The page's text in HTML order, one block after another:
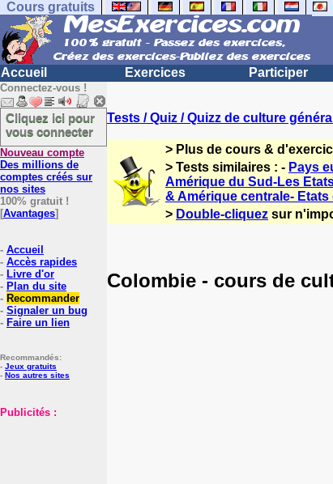
Cours gratuits
Accueil Exercices Participer
Connectez-vous !
Cliquez ici pour
vous connecter
Nouveau compte
Des millions de
comptes créés sur
nos sites
100% gratuit !
[Avantages]
- Accueil
- Accès rapides
- Livre d'or
- Plan du site
- Recommander
- Signaler un bug
- Faire un lien
Recommandés:
- Jeux gratuits
- Nos autres sites
Publicités :
Tests / Quiz / Quizz de culture
> Plus de cours &
> Tests similaires : - Pays
Amérique du Sud-Les
& Amérique centrale-
> Double-cliquez sur
Colombie - cours de